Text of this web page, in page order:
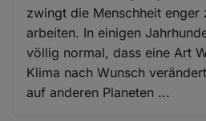
zwingt die Menschheit enger
arbeiten. In einigen
völlig normal, dass eine Art
Klima nach Wunsch
auf anderen Planeten ...